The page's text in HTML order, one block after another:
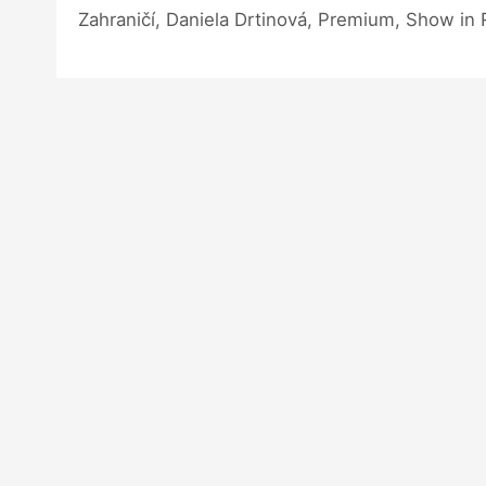
Zahraničí, Daniela Drtinová, Premium, Show in